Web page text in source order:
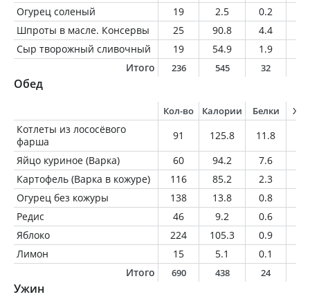
Огурец соленый 19 2.5 0.2
Шпроты в масле. Консервы
25 90.8 4.4
Сыр творожный сливочный
19 54.9 1.9
Итого
236 545 32
Обед
Кол-во Калории Белки
Котлеты из лососёвого
фарша
91 125.8 11.8
Яйцо куриное (Варка)
60 94.2 7.6
Картофель (Варка в кожуре)
116 85.2 2.3
Огурец без кожуры
138 13.8 0.8
Редис
46 9.2 0.6
Яблоко
224 105.3 0.9
Лимон
15 5.1 0.1
Итого
690 438 24
Ужин